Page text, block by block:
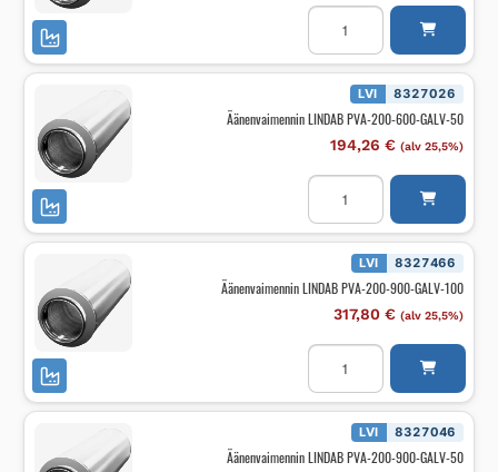
Äänenvaimennin
LINDAB
200-
600-
GALV-
määrä
LVI 8327026
Äänenvaimennin LINDAB PVA-200-600-GALV-50
194,26 € (alv 25,5%)
Äänenvaimennin
LINDAB
200-
600-
määrä
LVI 8327466
Äänenvaimennin LINDAB PVA-200-900-GALV-100
317,80 € (alv 25,5%)
Äänenvaimennin
LINDAB
200-
900-
määrä
LVI 8327046
Äänenvaimennin LINDAB PVA-200-900-GALV-50